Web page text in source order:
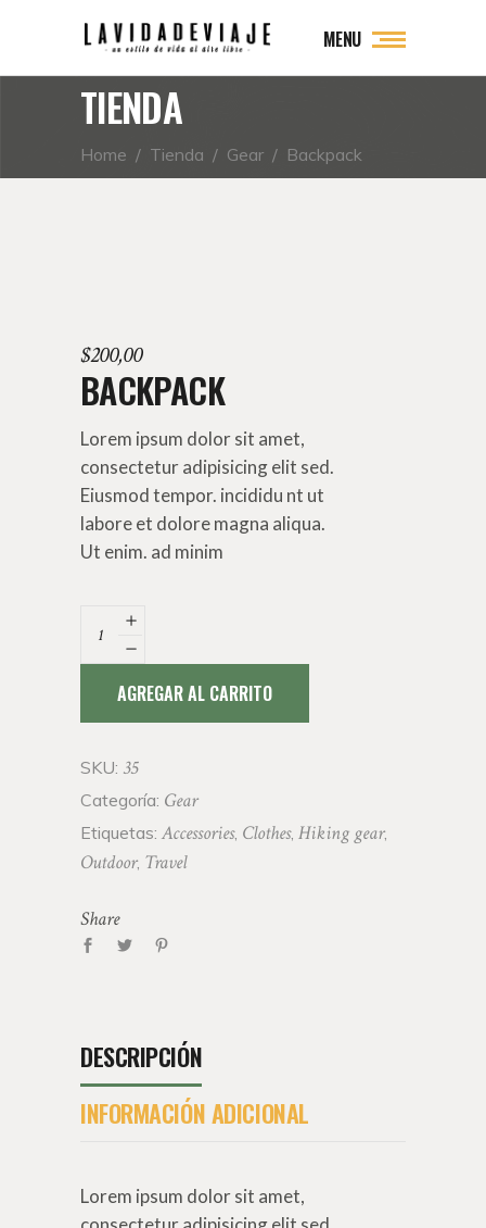
MENU
TIENDA
Home / Tienda / Gear / Backpack
$200,00
BACKPACK
Lorem ipsum dolor sit amet,
consectetur adipisicing elit sed.
Eiusmod tempor. incididu nt ut
labore et dolore magna aliqua.
Ut enim. ad minim
Backpack
quantity
AGREGAR AL CARRITO
SKU: 35
Categoría: Gear
Etiquetas: Accessories, Clothes, Hiking gear,
Outdoor, Travel
Share
DESCRIPCIÓN
INFORMACIÓN ADICIONAL
Lorem ipsum dolor sit amet,